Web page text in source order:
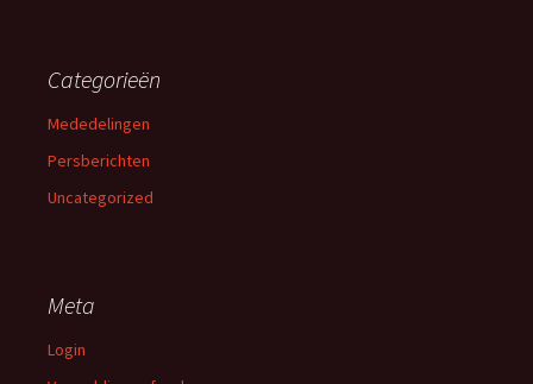
Categorieën
Mededelingen
Persberichten
Uncategorized
Meta
Login